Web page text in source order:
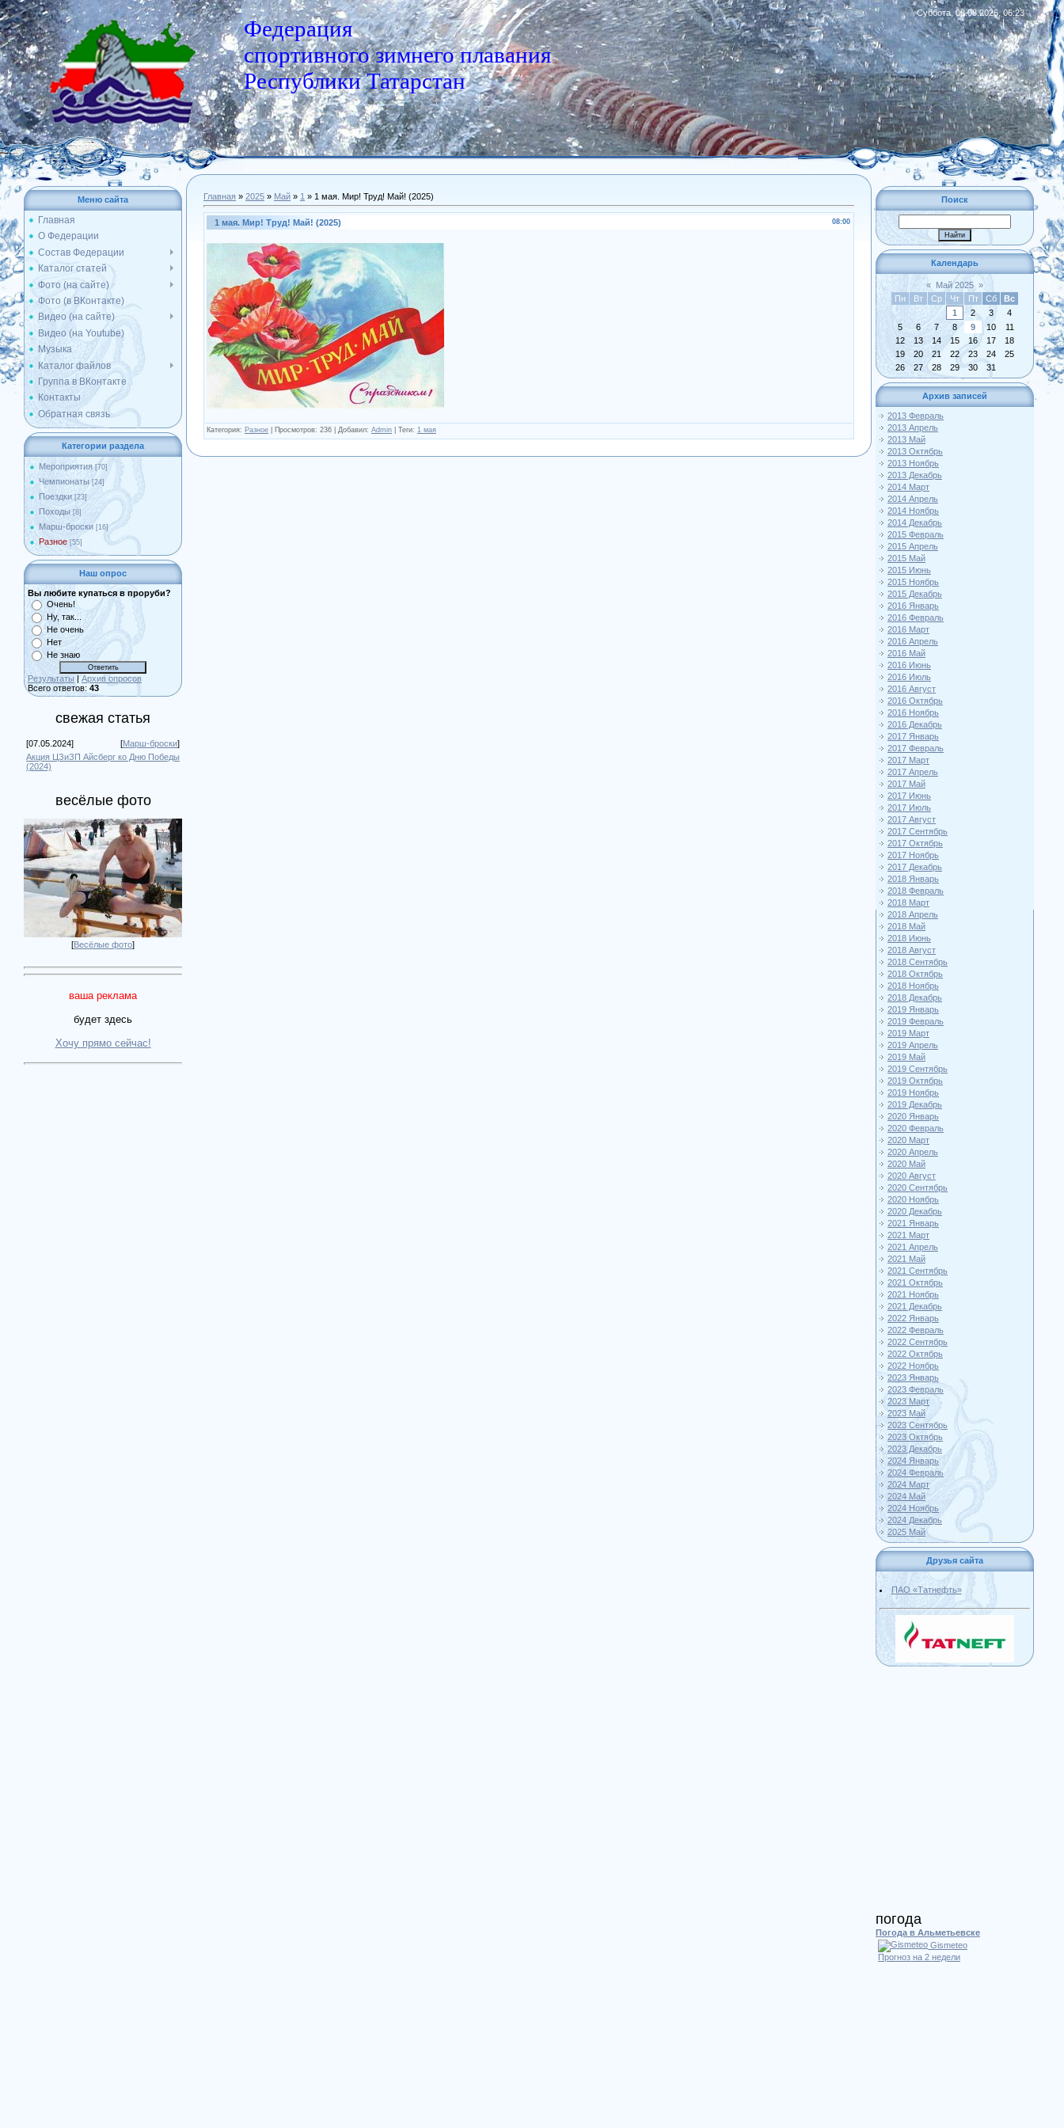
Федерация
спортивного зимнего плавания
Республики Татарстан
Суббота, 08.08.2026, 06:23
|RSS
Меню сайта
Главная
О Федерации
Состав Федерации
Каталог статей
Фото (на сайте)
Фото (в ВКонтакте)
Видео (на сайте)
Видео (на Youtube)
Музыка
Каталог файлов
Группа в ВКонтакте
Контакты
Обратная связь
Категории раздела
Мероприятия [70]
Чемпионаты [24]
Поездки [23]
Походы [8]
Марш-броски [16]
Разное [55]
Наш опрос
Вы любите купаться в проруби?
Очень!
Ну, так...
Не очень
Нет
Не знаю
Результаты | Архив опросов
Всего ответов: 43
свежая статья
[07.05.2024] [Марш-броски]
Акция ЦЗиЗП Айсберг ко Дню Победы
(2024)
весёлые фото
[Весёлые фото]
ваша реклама
будет здесь
Хочу прямо сейчас!
Главная » 2025 » Май » 1 » 1 мая. Мир! Труд! Май! (2025)
08:00
1 мая. Мир! Труд! Май! (2025)
Категория: Разное Просмотров: 236 | Добавил: Admin Теги: 1 мая
Поиск
Календарь
« Май 2025 »
Пн
Вт Ср Чт Пт Сб
Вс
1
2 3
4
5
6 7 8 9 10
11
12
13 14 15 16 17
18
19
20 21 22 23 24
25
26
27 28 29 30 31
Архив записей
2013 Февраль
2013 Апрель
2013 Май
2013 Октябрь
2013 Ноябрь
2013 Декабрь
2014 Март
2014 Апрель
2014 Ноябрь
2014 Декабрь
2015 Февраль
2015 Апрель
2015 Май
2015 Июнь
2015 Ноябрь
2015 Декабрь
2016 Январь
2016 Февраль
2016 Март
2016 Апрель
2016 Май
2016 Июнь
2016 Июль
2016 Август
2016 Октябрь
2016 Ноябрь
2016 Декабрь
2017 Январь
2017 Февраль
2017 Март
2017 Апрель
2017 Май
2017 Июнь
2017 Июль
2017 Август
2017 Сентябрь
2017 Октябрь
2017 Ноябрь
2017 Декабрь
2018 Январь
2018 Февраль
2018 Март
2018 Апрель
2018 Май
2018 Июнь
2018 Август
2018 Сентябрь
2018 Октябрь
2018 Ноябрь
2018 Декабрь
2019 Январь
2019 Февраль
2019 Март
2019 Апрель
2019 Май
2019 Сентябрь
2019 Октябрь
2019 Ноябрь
2019 Декабрь
2020 Январь
2020 Февраль
2020 Март
2020 Апрель
2020 Май
2020 Август
2020 Сентябрь
2020 Ноябрь
2020 Декабрь
2021 Январь
2021 Март
2021 Апрель
2021 Май
2021 Сентябрь
2021 Октябрь
2021 Ноябрь
2021 Декабрь
2022 Январь
2022 Февраль
2022 Сентябрь
2022 Октябрь
2022 Ноябрь
2023 Январь
2023 Февраль
2023 Март
2023 Май
2023 Сентябрь
2023 Октябрь
2023 Декабрь
2024 Январь
2024 Февраль
2024 Март
2024 Май
2024 Ноябрь
2024 Декабрь
2025 Май
Друзья сайта
ПАО «Татнефть»
погода
Погода в Альметьевске
Gismeteo
Прогноз на 2 недели